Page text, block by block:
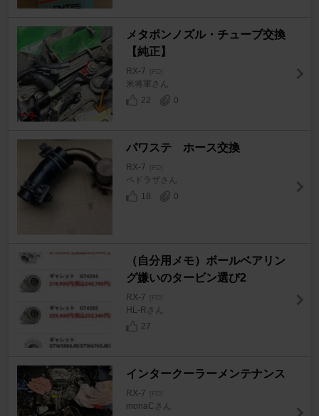
メタポンノズル・チューブ交換
【純正】
RX-7 [FD]
米将軍さん
22
0
パワステ ホース交換
RX-7 [FD]
ペドラザさん
18
0
（自分用メモ）ボールベアリン
グ嫌いのタービン選び2
RX-7 [FD]
HL-Rさん
27
インタークーラーメンテナンス
RX-7 [FD]
monaCさん